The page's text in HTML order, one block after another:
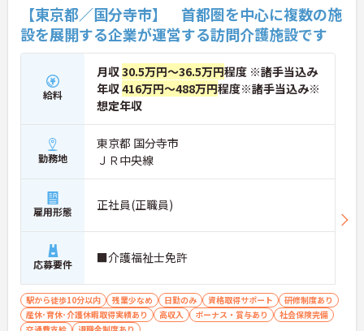
【東京都／国分寺市】 首都圏を中心に複数の施
設を展開する企業が運営する訪問介護施設です
給料
月収30.5万円～36.5万円程度 ※諸手当込み
年収416万円～488万円程度※諸手当込み※
想定年収
勤務地
東京都 国分寺市
ＪＲ中央線
雇用形態 正社員(正職員)
応募要件 ■介護福祉士免許
駅から徒歩10分以内 残業少なめ 日勤のみ 資格取得サポート
研修制度あり
産休･育休･介護休暇取得実績あり
高収入 ボーナス・賞与あり
社会保険完備